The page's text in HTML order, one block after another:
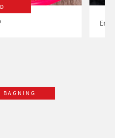
Er
BAGNING